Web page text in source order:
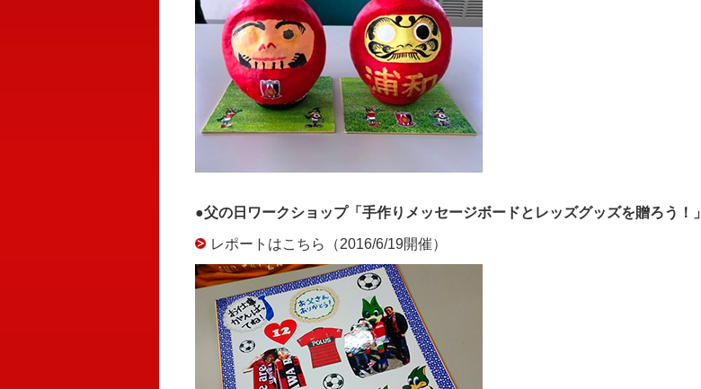
●父の日ワークショップ「手作りメッセージボードとレッズグッズを贈ろう！」
レポートはこちら（2016/6/19開催）